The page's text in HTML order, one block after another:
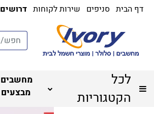
דף הבית סניפים שירות לקוחות דרושים
לכל
הקטגוריות
מחשבים
מבצעים